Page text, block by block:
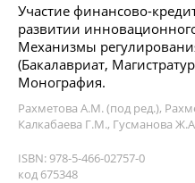
Участие финансово-
развитии
Механизмы
(Бакалавриат,
Монография.
Рахметова А.М. (под ред.),
Калкабаева Г.М., Гусманова
ISBN: 978-5-466-02757-0
код 675348